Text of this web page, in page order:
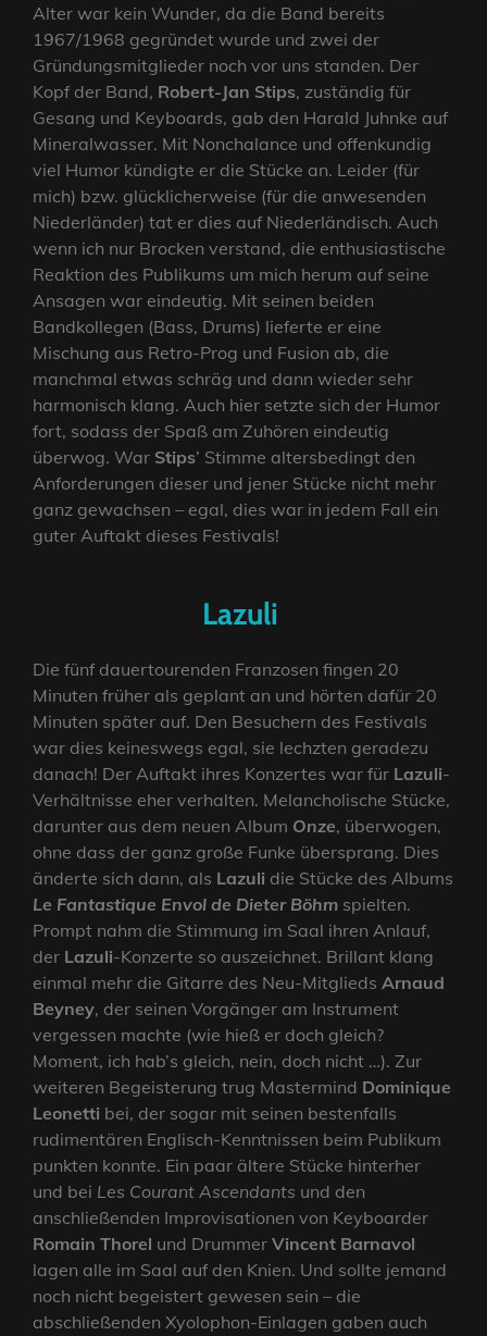
Alter war kein Wunder, da die Band bereits
1967/1968 gegründet wurde und zwei der
Gründungsmitglieder noch vor uns standen. Der
Kopf der Band, Robert-Jan Stips, zuständig für
Gesang und Keyboards, gab den Harald Juhnke auf
Mineralwasser. Mit Nonchalance und offenkundig
viel Humor kündigte er die Stücke an. Leider (für
mich) bzw. glücklicherweise (für die anwesenden
Niederländer) tat er dies auf Niederländisch. Auch
wenn ich nur Brocken verstand, die enthusiastische
Reaktion des Publikums um mich herum auf seine
Ansagen war eindeutig. Mit seinen beiden
Bandkollegen (Bass, Drums) lieferte er eine
Mischung aus Retro-Prog und Fusion ab, die
manchmal etwas schräg und dann wieder sehr
harmonisch klang. Auch hier setzte sich der Humor
fort, sodass der Spaß am Zuhören eindeutig
überwog. War Stips’ Stimme altersbedingt den
Anforderungen dieser und jener Stücke nicht mehr
ganz gewachsen – egal, dies war in jedem Fall ein
guter Auftakt dieses Festivals!
Lazuli
Die fünf dauertourenden Franzosen fingen 20
Minuten früher als geplant an und hörten dafür 20
Minuten später auf. Den Besuchern des Festivals
war dies keineswegs egal, sie lechzten geradezu
danach! Der Auftakt ihres Konzertes war für Lazuli-
Verhältnisse eher verhalten. Melancholische Stücke,
darunter aus dem neuen Album Onze, überwogen,
ohne dass der ganz große Funke übersprang. Dies
änderte sich dann, als Lazuli die Stücke des Albums
Le Fantastique Envol de Dieter Böhm spielten.
Prompt nahm die Stimmung im Saal ihren Anlauf,
der Lazuli-Konzerte so auszeichnet. Brillant klang
einmal mehr die Gitarre des Neu-Mitglieds Arnaud
Beyney, der seinen Vorgänger am Instrument
vergessen machte (wie hieß er doch gleich?
Moment, ich hab’s gleich, nein, doch nicht …). Zur
weiteren Begeisterung trug Mastermind Dominique
Leonetti bei, der sogar mit seinen bestenfalls
rudimentären Englisch-Kenntnissen beim Publikum
punkten konnte. Ein paar ältere Stücke hinterher
und bei Les Courant Ascendants und den
anschließenden Improvisationen von Keyboarder
Romain Thorel und Drummer Vincent Barnavol
lagen alle im Saal auf den Knien. Und sollte jemand
noch nicht begeistert gewesen sein – die
abschließenden Xyolophon-Einlagen gaben auch